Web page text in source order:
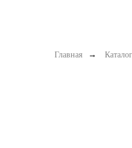
Главная → Каталог